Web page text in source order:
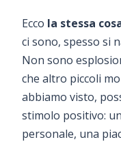
Ecco la stessa
ci sono, spesso si
Non sono
che altro piccoli
abbiamo visto,
stimolo positivo:
personale, una